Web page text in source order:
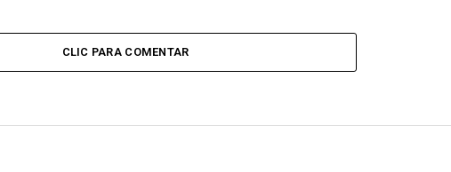
CLIC PARA COMENTAR